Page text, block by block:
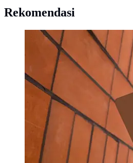
Rekomendasi